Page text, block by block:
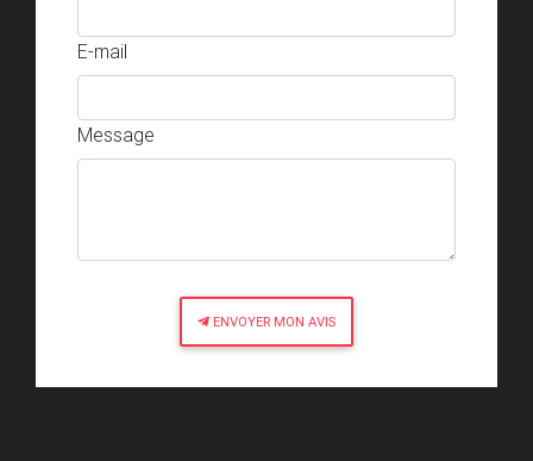
E-mail
Message
ENVOYER MON AVIS